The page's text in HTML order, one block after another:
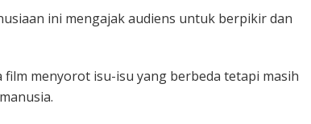
ini mengajak audiens untuk berpikir dan
menyorot isu-isu yang berbeda tetapi masih